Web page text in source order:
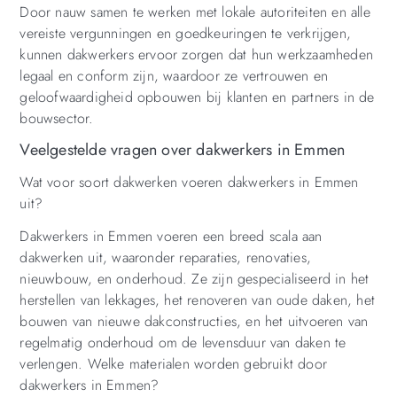
Door nauw samen te werken met lokale autoriteiten en alle
vereiste vergunningen en goedkeuringen te verkrijgen,
kunnen dakwerkers ervoor zorgen dat hun werkzaamheden
legaal en conform zijn, waardoor ze vertrouwen en
geloofwaardigheid opbouwen bij klanten en partners in de
bouwsector.
Veelgestelde vragen over dakwerkers in Emmen
Wat voor soort dakwerken voeren dakwerkers in Emmen
uit?
Dakwerkers in Emmen voeren een breed scala aan
dakwerken uit, waaronder reparaties, renovaties,
nieuwbouw, en onderhoud. Ze zijn gespecialiseerd in het
herstellen van lekkages, het renoveren van oude daken, het
bouwen van nieuwe dakconstructies, en het uitvoeren van
regelmatig onderhoud om de levensduur van daken te
verlengen. Welke materialen worden gebruikt door
dakwerkers in Emmen?